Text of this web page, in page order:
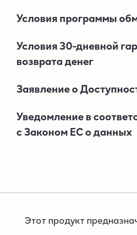
Условия программы
Условия 30-дневной
возврата денег
Заявление о
Уведомление в
с Законом EC о данных
Этот продукт